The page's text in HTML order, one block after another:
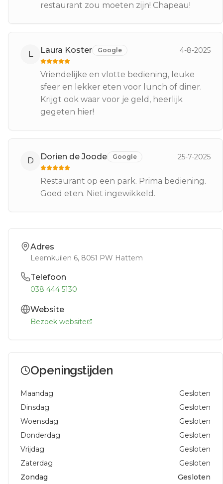
restaurant zou moeten zijn! Chapeau!
L Laura Koster Google 4-8-2025
Vriendelijke en vlotte bediening, leuke
sfeer en lekker eten voor lunch of diner.
Krijgt ook waar voor je geld, heerlijk
gegeten hier!
D Dorien de Joode Google 25-7-2025
Restaurant op een park. Prima bediening.
Goed eten. Niet ingewikkeld.
Adres
Leemkuilen 6, 8051 PW Hattem
Telefoon
038 444 5130
Website
Bezoek website
Openingstijden
Maandag
Gesloten
Dinsdag
Gesloten
Woensdag
Gesloten
Donderdag
Gesloten
Vrijdag
Gesloten
Zaterdag
Gesloten
Zondag
Gesloten